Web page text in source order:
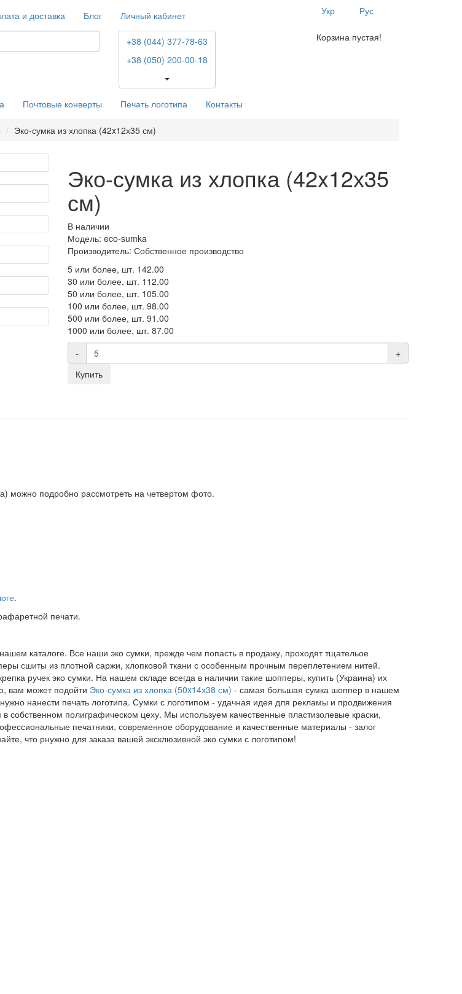
и доставка Блог Личный кабинет Укр Рус
+38 (044) 377-78-63
+38 (050) 200-00-18
Корзина пустая!
Почтовые конверты Печать логотипа Контакты
Эко-сумка из хлопка (42x12х35 см)
Эко-сумка из хлопка (42x12х35
см)
В наличии
Модель: eco-sumka
Производитель: Собственное производство
5 или более, шт. 142.00
30 или более, шт. 112.00
50 или более, шт. 105.00
100 или более, шт. 98.00
500 или более, шт. 91.00
1000 или более, шт. 87.00
-
+
Купить
можно подробно рассмотреть на четвертом фото.
.
печати.
каталоге. Все наши эко сумки, прежде чем попасть в продажу, проходят тщательое
сшиты из плотной саржи, хлопковой ткани с особенным прочным переплетением нитей.
ручек эко сумки. На нашем складе всегда в наличии такие шопперы, купить (Украина) их
вам может подойти Эко-сумка из хлопка (50x14х38 см) - самая большая сумка шоппер в нашем
нанести печать логотипа. Сумки с логотипом - удачная идея для рекламы и продвижения
полиграфическом цеху. Мы используем качественные пластизолевые краски,
печатники, современное оборудование и качественные материалы - залог
что рнужно для заказа вашей эксклюзивной эко сумки с логотипом!